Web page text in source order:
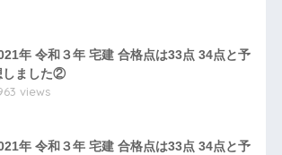
年 令和３年 宅建 合格点は33点 34点と予
しました②
views
年 令和３年 宅建 合格点は33点 34点と予